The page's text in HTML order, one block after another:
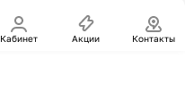
Кабинет Акции Контакты